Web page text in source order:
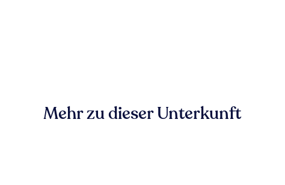
Mehr zu dieser Unterkunft